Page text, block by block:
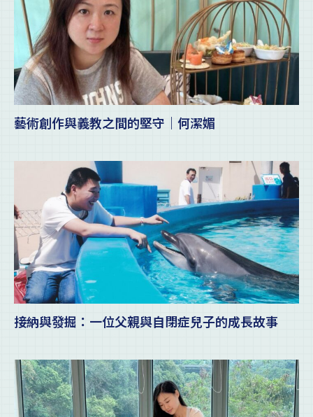
藝術創作與義教之間的堅守｜何潔媚
接納與發掘：一位父親與自閉症兒子的成長故事